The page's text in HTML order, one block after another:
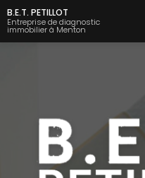
Aller
au
contenu
principal
B.E.T. PETILLOT
Entreprise de diagnostic
immobilier à Menton